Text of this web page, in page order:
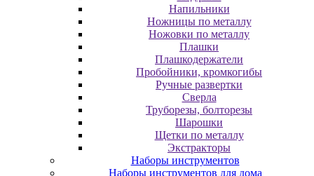
Напильники
Ножницы по металлу
Ножовки по металлу
Плашки
Плашкодержатели
Пробойники, кромкогибы
Ручные развертки
Сверла
Труборезы, болторезы
Шарошки
Щетки по металлу
Экcтpaктopы
Наборы инструментов
Наборы инструментов для дома